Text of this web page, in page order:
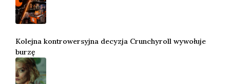
Kolejna kontrowersyjna decyzja Crunchyroll wywołuje
burzę